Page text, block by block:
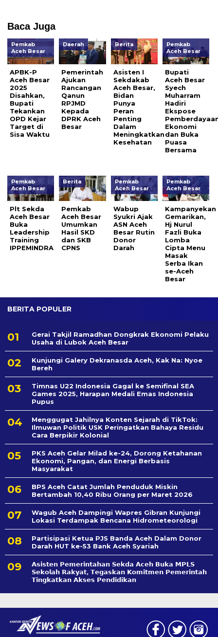
Baca Juga
Pemkab
Aceh Besar
APBK-P
Aceh Besar
2025
Disahkan,
Bupati
Tekankan
OPD Kejar
Target di
Sisa Waktu
Daerah
Pemerintah
Ajukan
Rancangan
Qanun
RPJMD
Kepada
DPRK Aceh
Besar
Berita
Asisten I
Sekdakab
Aceh Besar,
Bidan
Punya
Peran
Penting
Dalam
Meningkatkan
Kesehatan
Pemkab
Aceh Besar
Bupati
Aceh Besar
Syech
Muharram
Hadiri
Ekspose
Ekonomi
dan Buka
Puasa
Bersama
Pemkab
Aceh Besar
Plt Sekda
Aceh Besar
Buka
Leadership
Training
IPPEMINDRA
Berita
Pemkab
Aceh Besar
Umumkan
Hasil SKD
dan SKB
CPNS
Pemkab
Aceh Besar
Wabup
Syukri Ajak
ASN Aceh
Besar Rutin
Donor
Darah
Pemkab
Aceh Besar
Kampanyekan
Gemarikan,
Hj Nurul
Fazli Buka
Lomba
Cipta Menu
Masak
Serba Ikan
se-Aceh
Besar
BERITA POPULER
Gerai Takjil Ramadhan Dongkrak Ekonomi Pelaku
Usaha di Lubok Aceh Besar
Kunjungi Galery Dekranasda Aceh, Kak Na: Nyoe
Bereh
Timnas U22 Indonesia Gagal ke Semifinal SEA
Games 2025, Harapan Medali Emas Indonesia
Pupus
Menggugat Jahilnya Konten Sejarah di TikTok:
Ilmuwan Politik USK Peringatkan Bahaya Residu
Cara Berpikir Kolonial
PKS Aceh Gelar Milad ke-24, Dorong Ketahanan
Ekonomi, Pangan, dan Energi Berbasis
Masyarakat
BPS Aceh Catat Jumlah Penduduk Miskin
Bertambah 10,40 Ribu Orang per Maret 2026
Wagub Aceh Dampingi Wapres Gibran Kunjungi
Lokasi Terdampak Bencana Hidrometeorologi
Partisipasi Ketua PJS Banda Aceh Dalam Donor
Darah HUT ke-53 Bank Aceh Syariah
𝗔𝘀𝗶𝘀𝘁𝗲𝗻 𝗣𝗲𝗺𝗲𝗿𝗶𝗻𝘁𝗮𝗵𝗮𝗻 𝗦𝗲k𝗱𝗮 𝗔𝗰𝗲𝗵 𝗕𝘂𝗸𝗮 𝗠𝗣𝗟𝗦
𝗦𝗲𝗸𝗼𝗹𝗮𝗵 𝗥𝗮𝗸𝘆𝗮𝘁, 𝗧𝗲𝗴𝗮𝘀𝗸𝗮𝗻 𝗞𝗼𝗺𝗶𝘁𝗺𝗲𝗻 𝗣𝗲𝗺𝗲𝗿𝗶𝗻𝘁𝗮𝗵
𝗧𝗶𝗻𝗴𝗸𝗮𝘁𝗸𝗮𝗻 𝗔𝗸𝘀𝗲𝘀 𝗣𝗲𝗻𝗱𝗶𝗱𝗶𝗸𝗮𝗻